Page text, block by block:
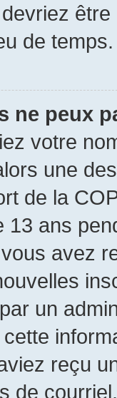
de temps.
ne peux
votre
une
de la
ans
avez
un
reçu
de